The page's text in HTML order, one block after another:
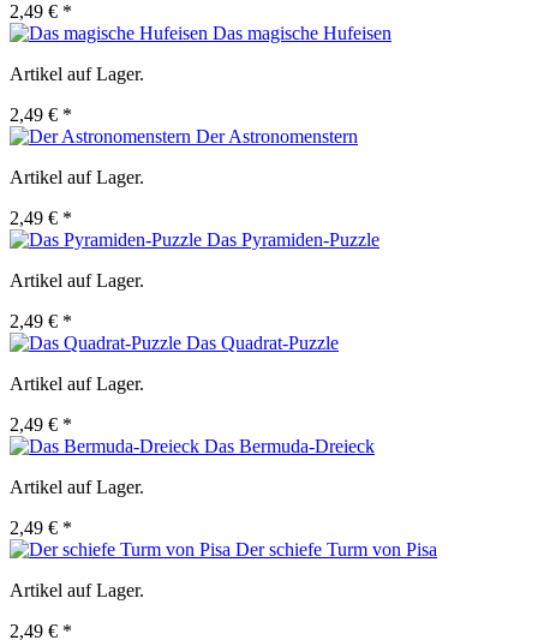
2,49 € *
Das magische Hufeisen
Artikel auf Lager.
2,49 € *
Der Astronomenstern
Artikel auf Lager.
2,49 € *
Das Pyramiden-Puzzle
Artikel auf Lager.
2,49 € *
Das Quadrat-Puzzle
Artikel auf Lager.
2,49 € *
Das Bermuda-Dreieck
Artikel auf Lager.
2,49 € *
Der schiefe Turm von Pisa
Artikel auf Lager.
2,49 € *